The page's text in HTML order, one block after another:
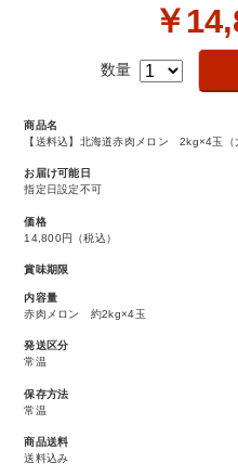
￥
数量
商品名
【送料込】北海道赤肉メロン 2kg×4玉
お届け可能日
指定日設定不可
価格
14,800円
（税込）
賞味期限
内容量
赤肉メロン 約2kg×4玉
発送区分
常温
保存方法
常温
商品送料
送料込み